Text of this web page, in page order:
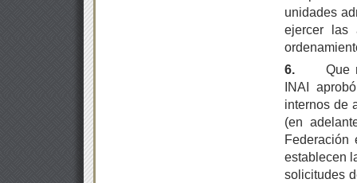
unidades
ejercer las
6.
Que
INAI
internos de
(en
establecen
solicitudes